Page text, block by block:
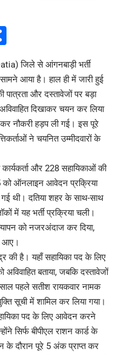
जिले से आंगनबाड़ी भर्ती
आया है। हाल ही में जारी हुई
और दस्तावेजों पर बड़ा
दिखाकर चयन कर लिया
लेकर नौकरी हड़प ली गई। इस पूरे
ने चयनित उम्मीदवारों के
और 228 सहायिकाओं की
को ऑनलाइन आवेदन प्रक्रिया
थी। दतिया शहर के साथ-साथ
में यह भर्ती प्रक्रिया चली।
को नजरअंदाज कर दिया,
आए।
की है। यहाँ सहायिका पद के लिए
बताया, जबकि दस्तावेजों
पहले सतीश रायकवार नामक
सूची में शामिल कर लिया गया।
पद के लिए आवेदन करने
सिर्फ बीपीएल राशन कार्ड के
दौरान पूरे 5 अंक प्राप्त कर